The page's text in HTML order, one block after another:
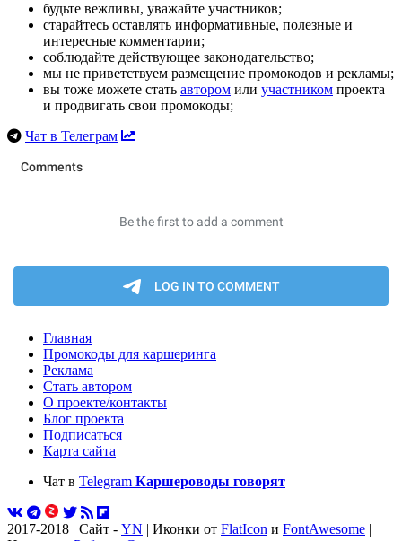
будьте вежливы, уважайте участников;
старайтесь оставлять информативные, полезные и
интересные комментарии;
соблюдайте действующее законодательство;
мы не приветствуем размещение промокодов и рекламы;
вы тоже можете стать автором или участником проекта
и продвигать свои промокоды;
Чат в Телеграм
Главная
Промокоды для каршеринга
Реклама
Стать автором
О проекте/контакты
Блог проекта
Подписаться
Карта сайта
Чат в Telegram Каршероводы говорят
2017-2018 | Сайт - YN | Иконки от FlatIcon и FontAwesome |